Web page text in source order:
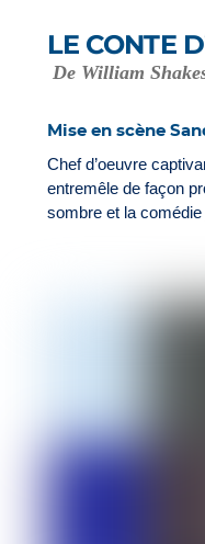
LE CONTE
De William
Mise en scène
Chef d’oeuvre
entremêle de façon
sombre et la